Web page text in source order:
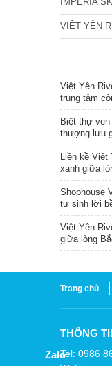
VIỆT YÊN
Việt Yên
trung tâm
Biệt thự
thượng lưu
Liền kề Việt
xanh giữa
Shophouse
tư sinh lời
Việt Yên
giữa lòng
Trang chủ
THÔNG
Tel: 0986
Zalo